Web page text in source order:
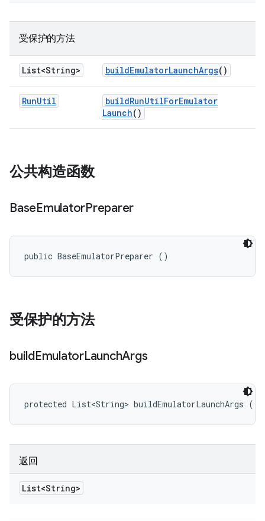
受保护的方法
List<String> buildEmulatorLaunchArgs()
RunUtil buildRunUtilForEmulator
Launch()
公共构造函数
BaseEmulatorPreparer
public BaseEmulatorPreparer ()
受保护的方法
buildEmulatorLaunchArgs
protected List<String> buildEmulatorLaunchArgs ()
返回
List<String>